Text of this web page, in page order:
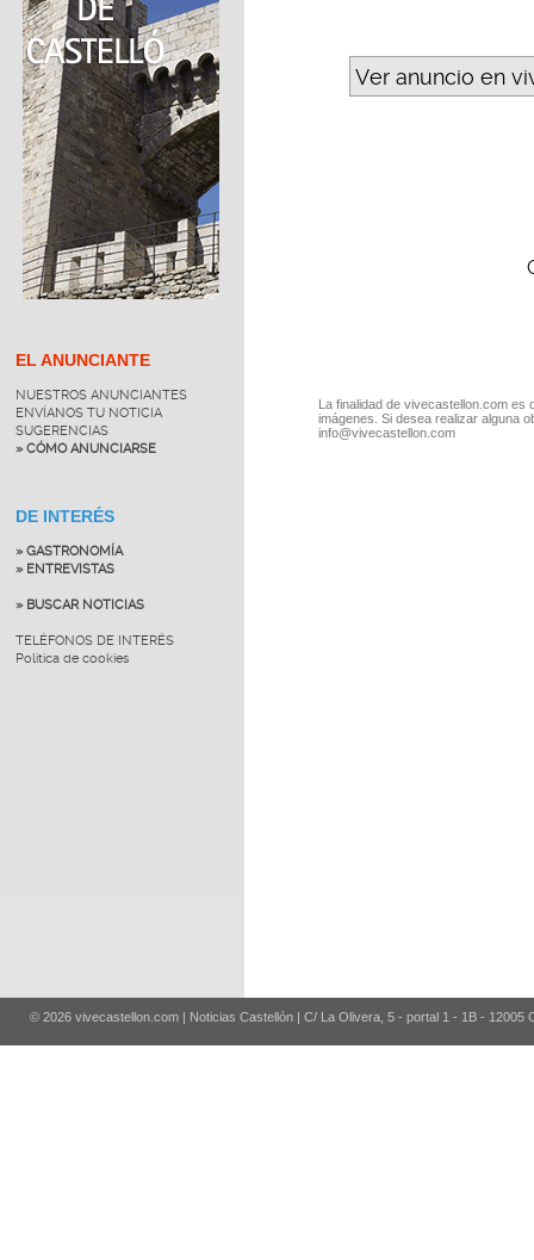
EL ANUNCIANTE
NUESTROS ANUNCIANTES
ENVÍANOS TU NOTICIA
SUGERENCIAS
» CÓMO ANUNCIARSE
DE INTERÉS
» GASTRONOMÍA
» ENTREVISTAS
» BUSCAR NOTICIAS
TELÉFONOS DE INTERÉS
Política de cookies
Ver anuncio en
La finalidad de vivecastellon.com
imágenes. Si desea realizar alguna
info@vivecastellon.com
© 2026 vivecastellon.com | Noticias Castellón | C/ La Olivera, 5 - portal 1 - 1B - 12005